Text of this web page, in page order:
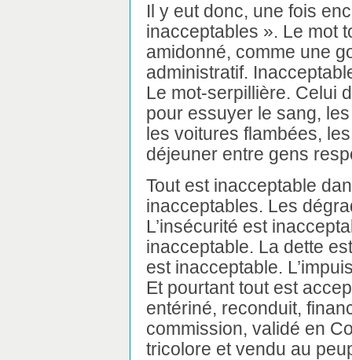
Il y eut donc, une fois
inacceptables ». Le mot
amidonné, comme une
administratif.
Le mot-serpillière. Celui
pour essuyer le sang,
les voitures flambées,
déjeuner entre gens
Tout est inacceptable
inacceptables. Les
L’insécurité est
inacceptable. La dette
est inacceptable.
Et pourtant tout est
entériné, reconduit,
commission, validé en
tricolore et vendu au